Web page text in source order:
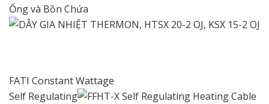
FATI Constant Wattage
Self Regulating